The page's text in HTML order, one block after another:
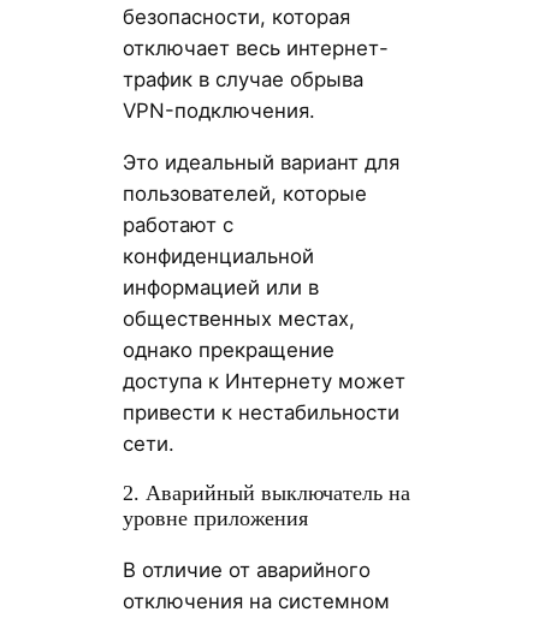
безопасности, которая
отключает весь интернет-
трафик в случае обрыва
VPN-подключения.
Это идеальный вариант для
пользователей, которые
работают с
конфиденциальной
информацией или в
общественных местах,
однако прекращение
доступа к Интернету может
привести к нестабильности
сети.
2. Аварийный выключатель на
уровне приложения
В отличие от аварийного
отключения на системном